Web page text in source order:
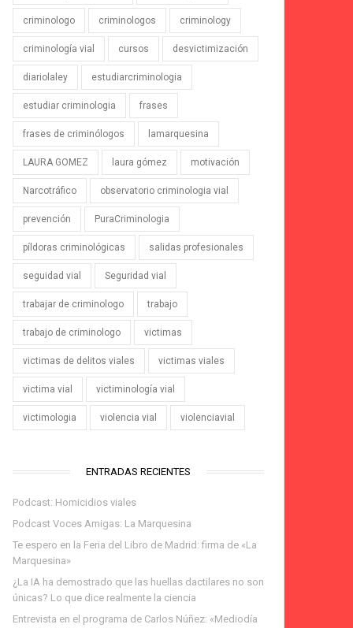
criminologo criminologos criminology
criminología vial cursos desvictimización
diariolaley estudiarcriminologia
estudiar criminologia frases
frases de criminólogos lamarquesina
LAURA GOMEZ laura gómez motivación
Narcotráfico observatorio criminologia vial
prevención PuraCriminologia
píldoras criminológicas salidas profesionales
seguidad vial Seguridad vial
trabajar de criminologo trabajo
trabajo de criminologo victimas
victimas de delitos viales victimas viales
victima vial victiminología vial
victimologia violencia vial violenciavial
ENTRADAS RECIENTES
Podcast: Homicidios viales
Podcast Voces Amigas: La Marquesina
Te espero en la Feria del Libro de Madrid: firma de «La
Marquesina»
¿La IA ha demostrado que las huellas dactilares no son
únicas? Lo que dice realmente la ciencia
Entrevista en el programa de Carlos Núñez: «Mediodía